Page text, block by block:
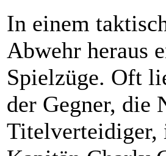
In einem
Abwehr heraus
Spielzüge. Oft
der Gegner, die
Titelverteidiger,